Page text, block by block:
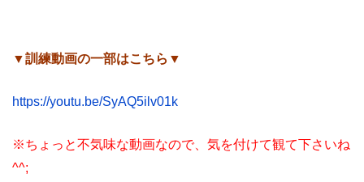
▼訓練動画の一部はこちら▼
https://youtu.be/SyAQ5ilv01k
※ちょっと不気味な動画なので、気を付けて観て下さいね
^^;